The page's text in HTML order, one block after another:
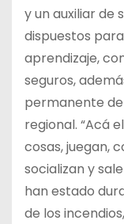
y un auxiliar de
dispuestos
aprendizaje,
seguros,
permanente
regional. “Acá
cosas, juegan,
socializan y
han estado
de los